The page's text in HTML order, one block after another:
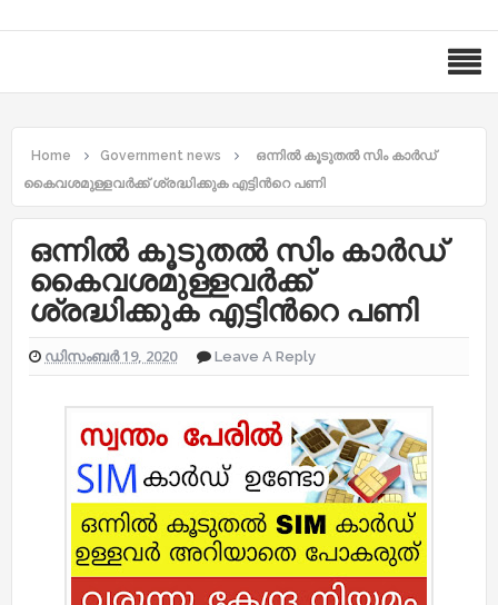
Home Government news
ഒന്നിൽ കൂടുതൽ സിം കാർഡ്
കൈവശമുള്ളവർക്ക് ശ്രദ്ധിക്കുക എട്ടിൻറെ പണി
ഒന്നിൽ കൂടുതൽ സിം കാർഡ്
കൈവശമുള്ളവർക്ക്
ശ്രദ്ധിക്കുക എട്ടിൻറെ പണി
ഡിസംബർ 19, 2020 Leave A Reply